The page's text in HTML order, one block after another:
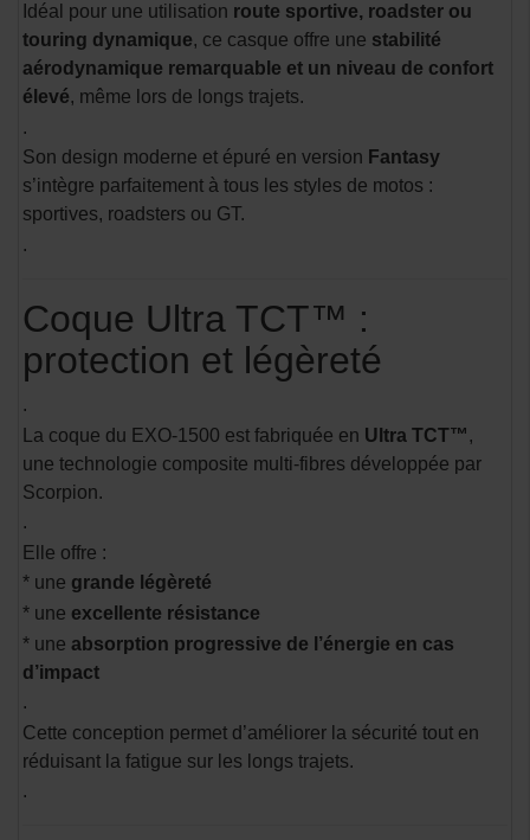
Idéal pour une utilisation route sportive, roadster ou
touring dynamique, ce casque offre une stabilité
aérodynamique remarquable et un niveau de confort
élevé, même lors de longs trajets.
.
Son design moderne et épuré en version Fantasy
s’intègre parfaitement à tous les styles de motos :
sportives, roadsters ou GT.
.
Coque Ultra TCT™ :
protection et légèreté
.
La coque du EXO-1500 est fabriquée en Ultra TCT™,
une technologie composite multi-fibres développée par
Scorpion.
.
Elle offre :
* une grande légèreté
* une excellente résistance
* une absorption progressive de l’énergie en cas
d’impact
.
Cette conception permet d’améliorer la sécurité tout en
réduisant la fatigue sur les longs trajets.
.